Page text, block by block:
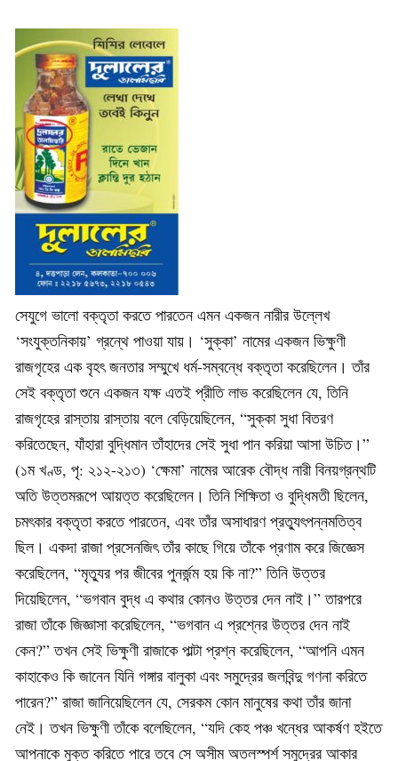
সেযুগে ভালো বক্তৃতা করতে পারতেন এমন একজন নারীর উল্লেখ
‘সংযুক্তনিকায়’ গ্রন্থে পাওয়া যায়। ‘সুক্কা’ নামের একজন ভিক্ষুণী
রাজগৃহের এক বৃহৎ জনতার সম্মুখে ধৰ্ম-সম্বন্ধে বক্তৃতা করেছিলেন। তাঁর
সেই বক্তৃতা শুনে একজন যক্ষ এতই প্রীতি লাভ করেছিলেন যে, তিনি
রাজগৃহের রাস্তায় রাস্তায় বলে বেড়িয়েছিলেন, “সুক্কা সুধা বিতরণ
করিতেছেন, যাঁহারা বুদ্ধিমান তাঁহাদের সেই সুধা পান করিয়া আসা উচিত।”
(১ম খণ্ড, পৃ: ২১২-২১৩) ‘ক্ষেমা’ নামের আরেক বৌদ্ধ নারী বিনয়গ্রন্থটি
অতি উত্তমরূপে আয়ত্ত করেছিলেন। তিনি শিক্ষিতা ও বুদ্ধিমতী ছিলেন,
চমৎকার বক্তৃতা করতে পারতেন, এবং তাঁর অসাধারণ প্রত্যুৎপন্নমতিত্ব
ছিল। একদা রাজা প্রসেনজিৎ তাঁর কাছে গিয়ে তাঁকে প্রণাম করে জিজ্ঞেস
করেছিলেন, “মৃত্যুর পর জীবের পুনর্জন্ম হয় কি না?” তিনি উত্তর
দিয়েছিলেন, “ভগবান বুদ্ধ এ কথার কোনও উত্তর দেন নাই।” তারপরে
রাজা তাঁকে জিজ্ঞাসা করেছিলেন, “ভগবান এ প্রশ্নের উত্তর দেন নাই
কেন?” তখন সেই ভিক্ষুণী রাজাকে পাল্টা প্রশ্ন করেছিলেন, “আপনি এমন
কাহাকেও কি জানেন যিনি গঙ্গার বালুকা এবং সমুদ্রের জলবিন্দু গণনা করিতে
পারেন?” রাজা জানিয়েছিলেন যে, সেরকম কোন মানুষের কথা তাঁর জানা
নেই। তখন ভিক্ষুণী তাঁকে বলেছিলেন, “যদি কেহ পঞ্চ খন্ধের আকর্ষণ হইতে
আপনাকে মুক্ত করিতে পারে তবে সে অসীম অতলস্পর্শ সমুদ্রের আকার